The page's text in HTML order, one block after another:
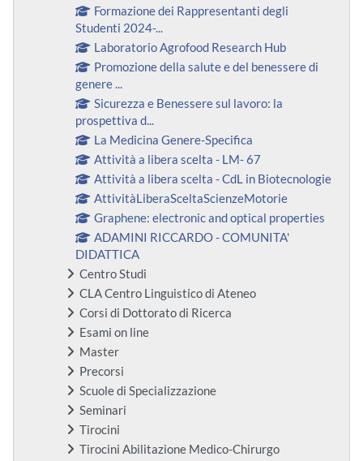
Formazione dei Rappresentanti degli
Studenti 2024-...
Laboratorio Agrofood Research Hub
Promozione della salute e del benessere di
genere ...
Sicurezza e Benessere sul lavoro: la
prospettiva d...
La Medicina Genere-Specifica
Attività a libera scelta - LM- 67
Attività a libera scelta - CdL in Biotecnologie
AttivitàLiberaSceltaScienzeMotorie
Graphene: electronic and optical properties
ADAMINI RICCARDO - COMUNITA'
DIDATTICA
Centro Studi
CLA Centro Linguistico di Ateneo
Corsi di Dottorato di Ricerca
Esami on line
Master
Precorsi
Scuole di Specializzazione
Seminari
Tirocini
Tirocini Abilitazione Medico-Chirurgo